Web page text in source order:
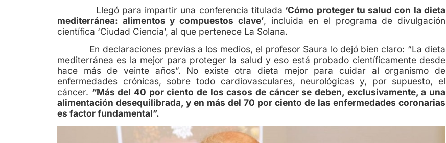
Llegó para impartir una conferencia titulada ‘Cómo proteger tu salud con la dieta
mediterránea: alimentos y compuestos clave’, incluida en el programa de divulgación
científica ‘Ciudad Ciencia’, al que pertenece La Solana.
En declaraciones previas a los medios, el profesor Saura lo dejó bien claro: “La dieta
mediterránea es la mejor para proteger la salud y eso está probado científicamente desde
hace más de veinte años”. No existe otra dieta mejor para cuidar al organismo de
enfermedades crónicas, sobre todo cardiovasculares, neurológicas y, por supuesto, el
cáncer. “Más del 40 por ciento de los casos de cáncer se deben, exclusivamente, a una
alimentación desequilibrada, y en más del 70 por ciento de las enfermedades coronarias
es factor fundamental”.